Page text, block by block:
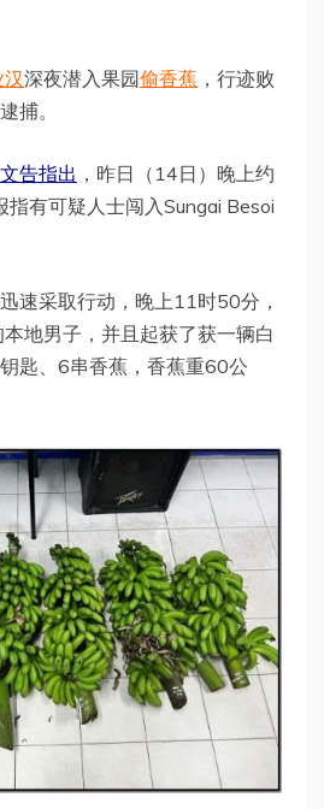
深夜潜入果园偷香蕉 ，行迹败
捕。
告指出 ，昨日（14日）晚上约
有可疑人士闯入Sungai Besoi
速采取行动，晚上11时50分，
地男子，并且起获了获一辆白
匙、6串香蕉，香蕉重60公